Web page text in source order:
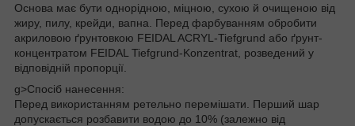
Основа має бути однорідною, міцною, сухою й очищеною від
жиру, пилу, крейди, вапна. Перед фарбуванням обробити
акриловою ґрунтовкою FEIDAL ACRYL-Tiefgrund або ґрунт-
концентратом FEIDAL Tiefgrund-Konzentrat, розведений у
відповідній пропорції.
g>Спосіб нанесення:
Перед використанням ретельно перемішати. Перший шар
допускається розбавити водою до 10% (залежно від